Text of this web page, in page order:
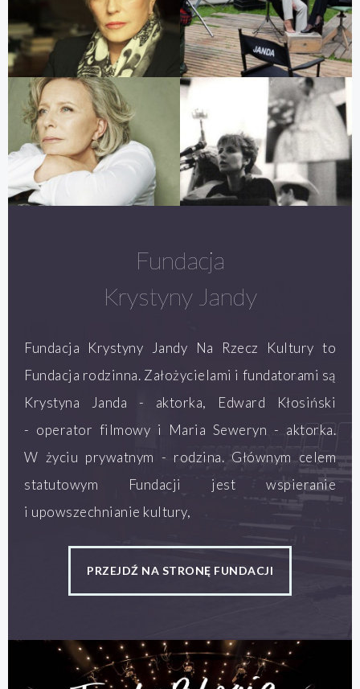
Fundacja
Krystyny Jandy
Fundacja Krystyny Jandy Na Rzecz Kultury to
Fundacja rodzinna. Założycielami i fundatorami są
Krystyna Janda - aktorka, Edward Kłosiński
- operator filmowy i Maria Seweryn - aktorka.
W życiu prywatnym - rodzina. Głównym celem
statutowym Fundacji jest wspieranie
i upowszechnianie kultury,
PRZEJDŹ NA STRONĘ FUNDACJI